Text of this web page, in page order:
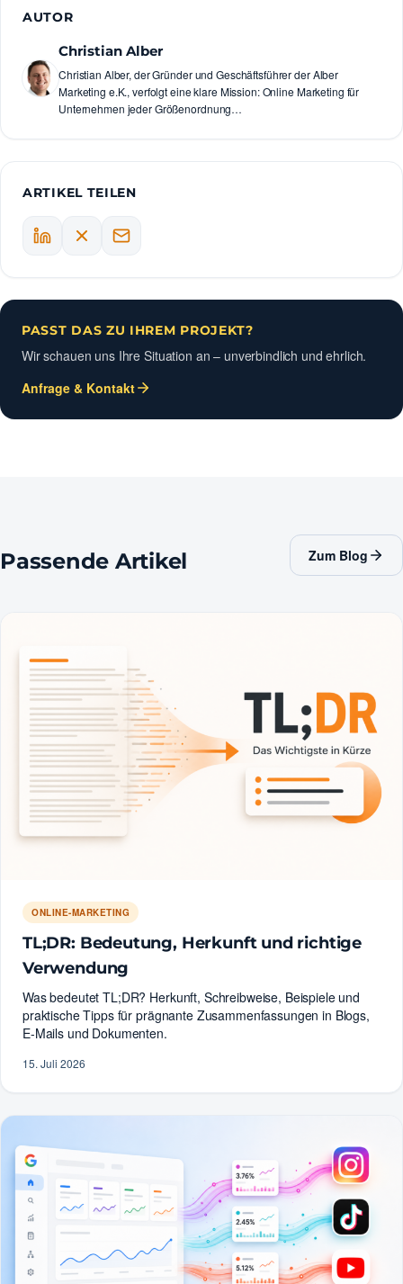
AUTOR
Christian Alber
Christian Alber, der Gründer und Geschäftsführer der Alber
Marketing e.K., verfolgt eine klare Mission: Online Marketing für
Unternehmen jeder Größenordnung…
ARTIKEL TEILEN
PASST DAS ZU IHREM PROJEKT?
Wir schauen uns Ihre Situation an – unverbindlich und ehrlich.
Anfrage & Kontakt
Passende Artikel Zum Blog
ONLINE-MARKETING
TL;DR: Bedeutung, Herkunft und richtige
Verwendung
Was bedeutet TL;DR? Herkunft, Schreibweise, Beispiele und
praktische Tipps für prägnante Zusammenfassungen in Blogs,
E-Mails und Dokumenten.
15. Juli 2026